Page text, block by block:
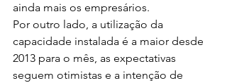
ainda mais os empresários.
Por outro lado, a utilização da
capacidade instalada é a maior desde
2013 para o mês, as expectativas
seguem otimistas e a intenção de